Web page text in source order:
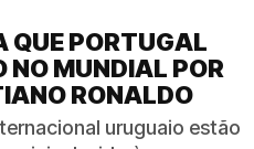
QUE PORTUGAL
NO MUNDIAL POR
RONALDO
uruguaio estão